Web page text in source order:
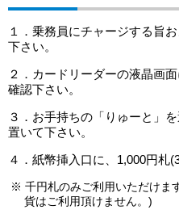
１．乗務員にチャージする旨
下さい。
２．カードリーダーの液晶画
確認下さい。
３．お手持ちの「りゅーと」
置いて下さい。
４．紙幣挿入口に、1,000円札
千円札のみご利用いただけま
貨はご利用頂けません。)